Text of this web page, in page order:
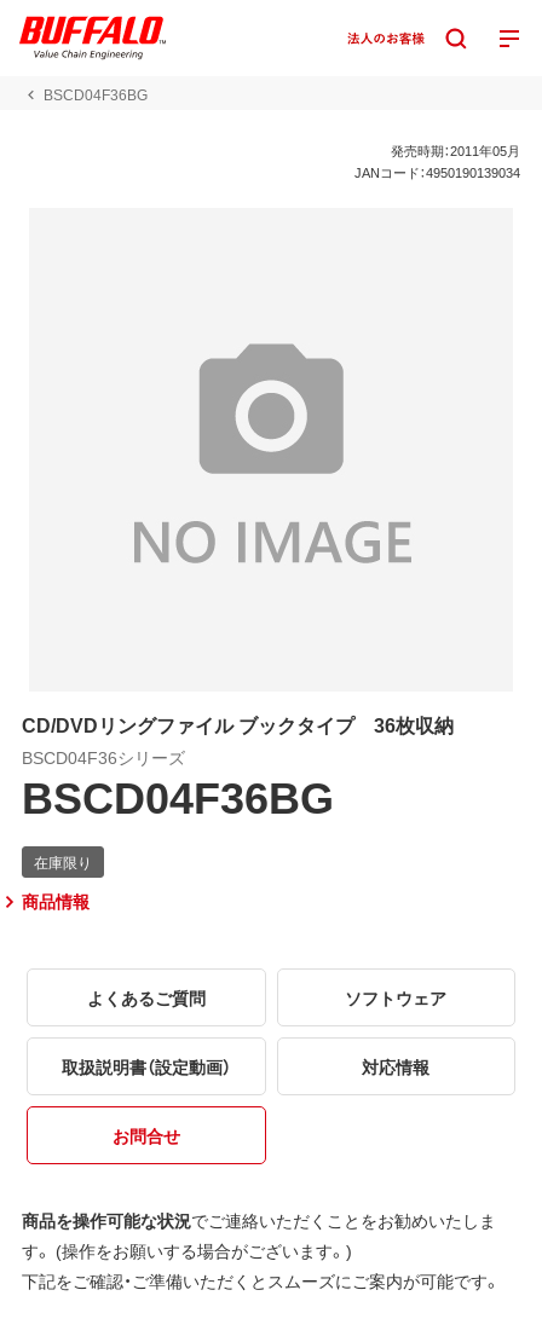
BSCD04F36BG
発売時期：2011年05月
JANコード：4950190139034
CD/DVDリングファイル ブックタイプ 36枚収納
BSCD04F36シリーズ
BSCD04F36BG
商品情報
よくあるご質問 ソフトウェア
取扱説明書（設定動画） 対応情報
お問合せ
商品を操作可能な状況でご連絡いただくことをお勧めいたしま
す。 (操作をお願いする場合がございます。)
下記をご確認・ご準備いただくとスムーズにご案内が可能です。